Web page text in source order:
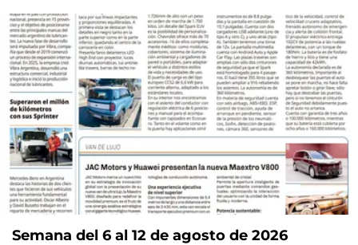
Semana del 6 al 12 de agosto de 2026